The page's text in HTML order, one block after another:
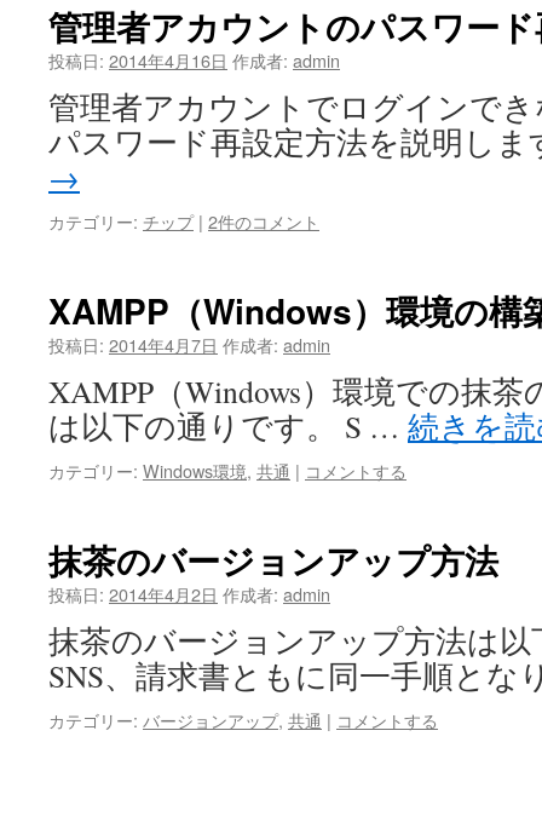
管理者アカウントのパスワー
投稿日: 2014年4月16日 作成者: admin
管理者アカウントでログインで
パスワード再設定方法を説明し
→
カテゴリー: チップ | 2件のコメント
XAMPP（Windows）環境の構
投稿日: 2014年4月7日 作成者: admin
XAMPP（Windows）環境での抹
は以下の通りです。 S … 続きを
カテゴリー: Windows環境, 共通 | コメントする
抹茶のバージョンアップ方法
投稿日: 2014年4月2日 作成者: admin
抹茶のバージョンアップ方法は
SNS、請求書ともに同一手順と
カテゴリー: バージョンアップ, 共通 | コメントする